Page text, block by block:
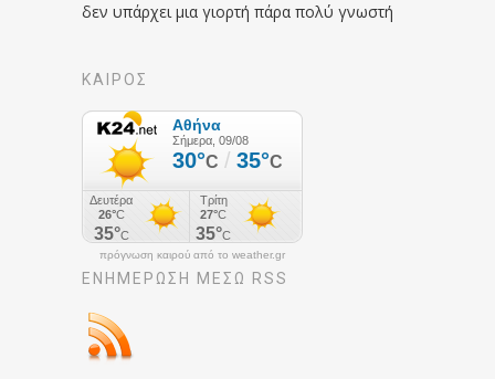
δεν υπάρχει μια γιορτή πάρα πολύ γνωστή
ΚΑΙΡΟΣ
πρόγνωση καιρού από το weather.gr
ΕΝΗΜΈΡΩΣΉ ΜΕΣΩ RSS